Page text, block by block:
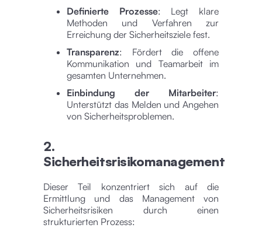
Definierte Prozesse: Legt klare
Methoden und Verfahren zur
Erreichung der Sicherheitsziele fest.
Transparenz: Fördert die offene
Kommunikation und Teamarbeit im
gesamten Unternehmen.
Einbindung der Mitarbeiter:
Unterstützt das Melden und Angehen
von Sicherheitsproblemen.
2.
Sicherheitsrisikomanagement
Dieser Teil konzentriert sich auf die
Ermittlung und das Management von
Sicherheitsrisiken durch einen
strukturierten Prozess: